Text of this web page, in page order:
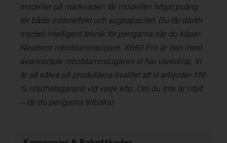
modeller på marknaden får modellen högst poäng
för både motoreffekt och sugkapacitet. Du får därför
mycket intelligent teknik för pengarna när du köper
Neatsvor robotdammsugare. X650 Pro är den mest
avancerade robotdammsugaren vi har utvecklat. Vi
är så säkra på produktens kvalitet att vi erbjuder 100
% nöjdhetsgaranti vid varje köp. Om du inte är nöjd
– får du pengarna tillbaka!